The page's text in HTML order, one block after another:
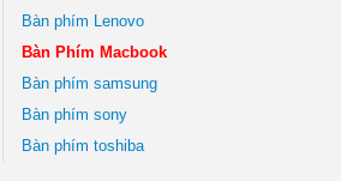
Bàn phím Lenovo
Bàn Phím Macbook
Bàn phím samsung
Bàn phím sony
Bàn phím toshiba